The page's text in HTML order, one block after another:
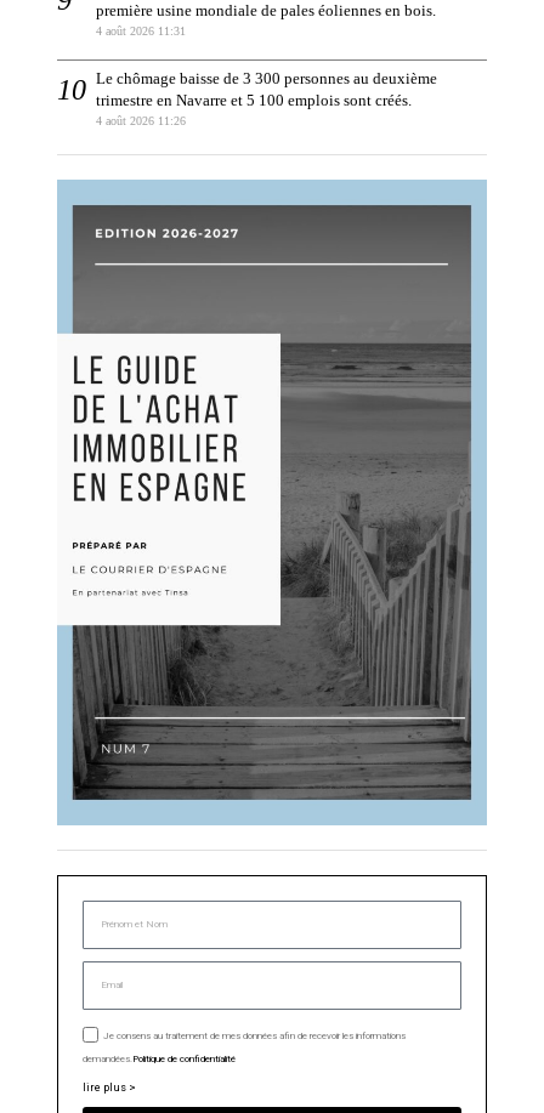
première usine mondiale de pales éoliennes en bois.
4 août 2026 11:31
Le chômage baisse de 3 300 personnes au deuxième
trimestre en Navarre et 5 100 emplois sont créés.
4 août 2026 11:26
Je consens au traitement de mes données afin de recevoir les informations
demandées. Politique de confidentialité
lire plus >